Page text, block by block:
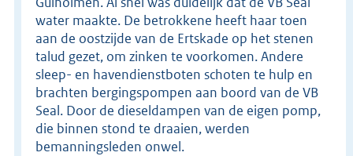
water maakte. De betrokkene heeft haar toen
aan de oostzijde van de Ertskade op het stenen
talud gezet, om zinken te voorkomen. Andere
sleep- en havendienstboten schoten te hulp en
brachten bergingspompen aan boord van de VB
Seal. Door de dieseldampen van de eigen pomp,
die binnen stond te draaien, werden
bemanningsleden onwel.